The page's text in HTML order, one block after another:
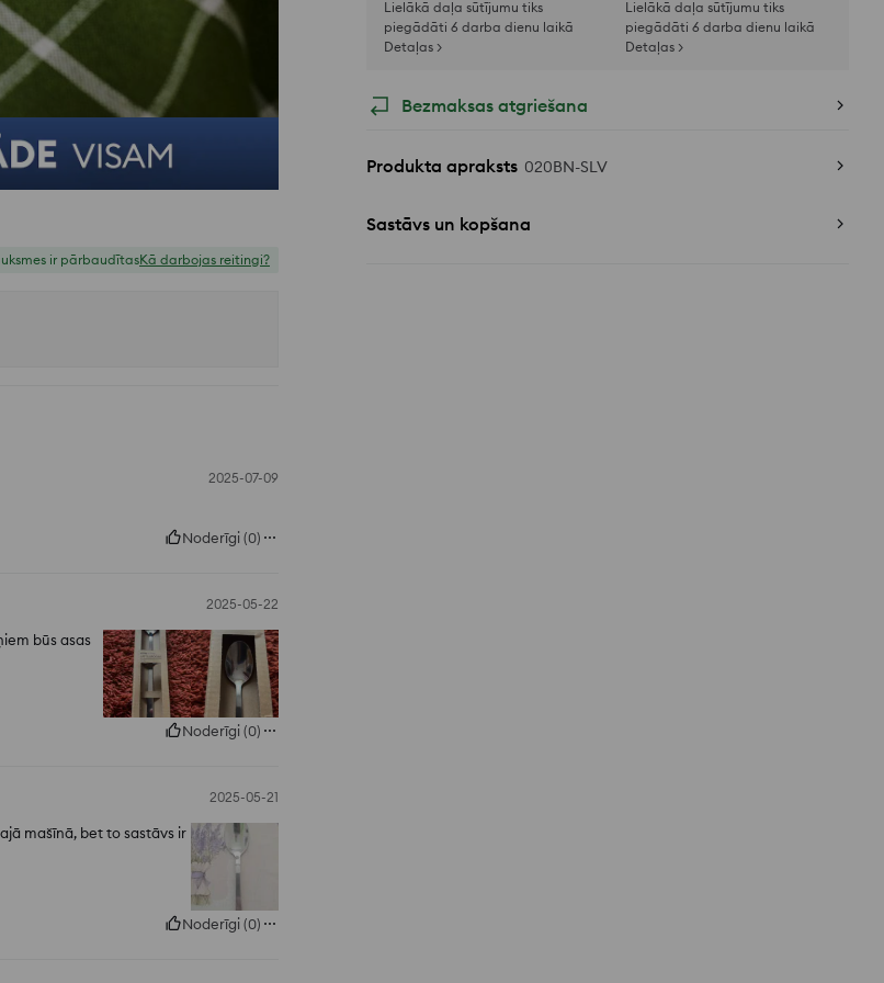
Lielākā daļa sūtījumu tiks
piegādāti 6 darba dienu laikā
Detaļas >
Lielākā daļa sūtījumu tiks
piegādāti 6 darba dienu laikā
Detaļas >
Bezmaksas atgriešana
Produkta apraksts 020BN-SLV
Sastāvs un kopšana
ir pārbaudītasKā darbojas reitingi?
2025-07-09
Noderīgi(0)
2025-05-22
būs asas
Noderīgi(0)
2025-05-21
mašīnā, bet to sastāvs ir
Noderīgi(0)